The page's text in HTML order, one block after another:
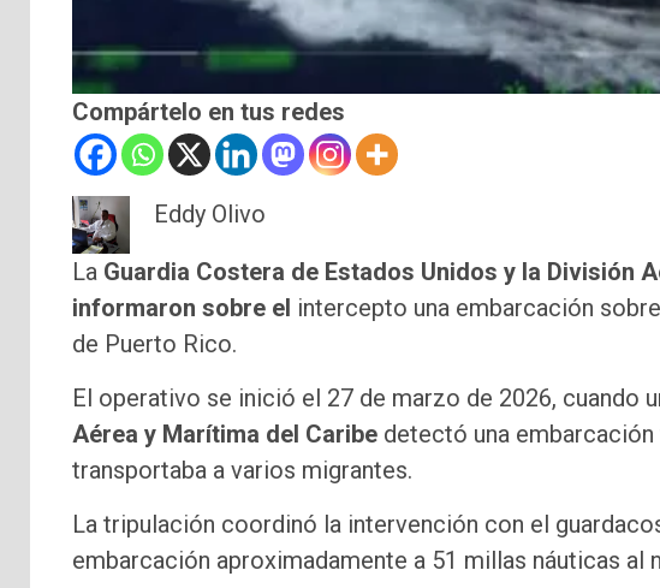
Compártelo en tus redes
Eddy Olivo
La Guardia Costera de Estados Unidos y la División
informaron sobre el intercepto una embarcación
de Puerto Rico.
El operativo se inició el 27 de marzo de 2026, cuando
Aérea y Marítima del Caribe detectó una
transportaba a varios migrantes.
La tripulación coordinó la intervención con el
embarcación aproximadamente a 51 millas náuticas al